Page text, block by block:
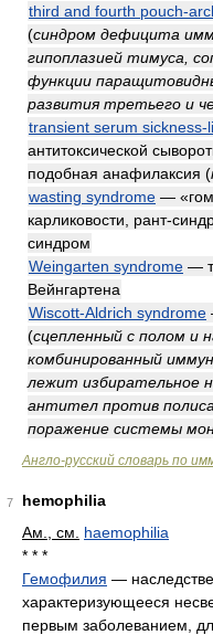
third and fourth pouch-
(синдром дефицита
гипоплазией тимуса,
функции
развития третьего и
transient serum sickness-
антитоксической
подобная анафилаксия (
wasting syndrome —
карликовости, рант-
синдром
Weingarten syndrome —
Вейнгартена
Wiscott-Aldrich syndrome
(сцепленный с полом и
комбинированный
лежит избирательное
антител против
поражение системы
Англо-русский словарь по
7
hemophilia
Ам., см.
haemophilia
* * *
Гемофилия —
характеризующееся
первым заболеванием,